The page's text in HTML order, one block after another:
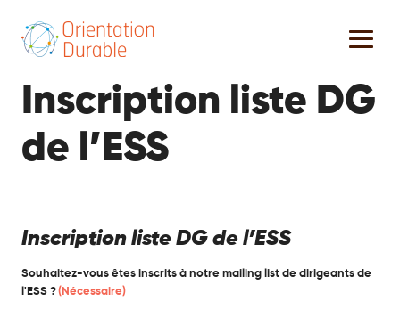
Inscription liste DG
de l’ESS
Inscription liste DG de l’ESS
Souhaitez-vous êtes inscrits à notre mailing list de dirigeants de
l'ESS ?(Nécessaire)